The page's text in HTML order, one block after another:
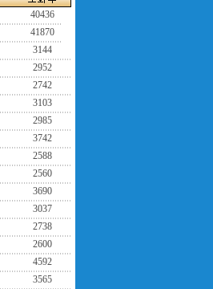
40436
41870
3144
2952
2742
3103
2985
3742
2588
2560
3690
3037
2738
2600
4592
3565